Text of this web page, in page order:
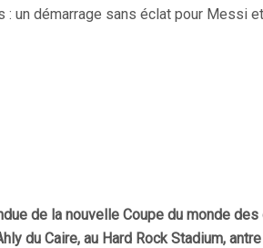
de la nouvelle Coupe du monde
du Caire, au Hard Rock Stadium,